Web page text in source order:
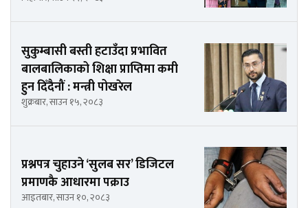
सुकुम्बासी बस्ती हटाउँदा प्रभावित
बालबालिकाको शिक्षा प्राप्तिमा कमी
हुन दिँदैनौं : मन्त्री पोखरेल
शुक्रबार, साउन १५, २०८३
प्रश्नपत्र चुहाउने ‘सुलब सर’ डिजिटल
प्रमाणकै आधारमा पक्राउ
आइतबार, साउन १०, २०८३